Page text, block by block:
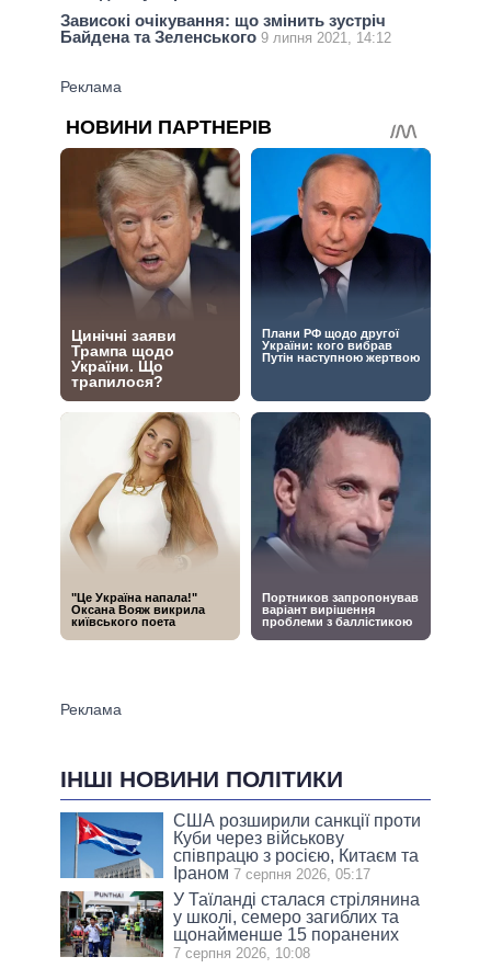
Зависокі очікування: що змінить зустріч
Байдена та Зеленського 9 липня 2021, 14:12
ІНШІ НОВИНИ ПОЛІТИКИ
США розширили санкції проти
Куби через військову
співпрацю з росією, Китаєм та
Іраном 7 серпня 2026, 05:17
У Таїланді сталася стрілянина
у школі, семеро загиблих та
щонайменше 15 поранених
7 серпня 2026, 10:08